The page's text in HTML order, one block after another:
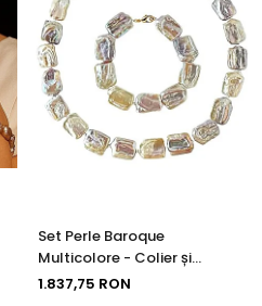
Set Perle Baroque
Multicolore - Colier și
Brățară, Aur Galben 14K |
1.837,75 RON